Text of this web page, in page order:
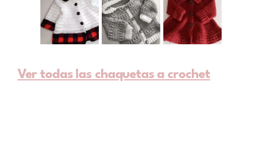
Ver todas las chaquetas a crochet